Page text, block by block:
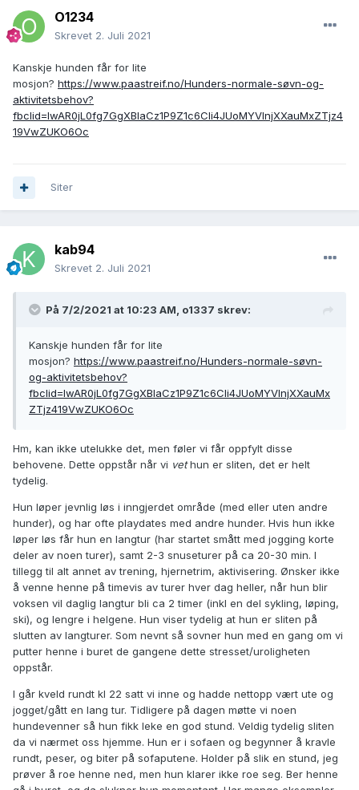
O1234
Skrevet 2. Juli 2021
Kanskje hunden får for lite
mosjon? https://www.paastreif.no/Hunders-normale-søvn-og-
aktivitetsbehov?
fbclid=IwAR0jL0fg7GgXBlaCz1P9Z1c6Cli4JUoMYVInjXXauMxZTjz4
19VwZUKO6Oc
Siter
kab94
Skrevet 2. Juli 2021
På 7/2/2021 at 10:23 AM, o1337 skrev:
Kanskje hunden får for lite
mosjon? https://www.paastreif.no/Hunders-normale-søvn-
og-aktivitetsbehov?
fbclid=IwAR0jL0fg7GgXBlaCz1P9Z1c6Cli4JUoMYVInjXXauMx
ZTjz419VwZUKO6Oc
Hm, kan ikke utelukke det, men føler vi får oppfylt disse
behovene. Dette oppstår når vi vethun er sliten, det er helt
tydelig.
Hun løper jevnlig løs i inngjerdet område (med eller uten andre
hunder), og har ofte playdates med andre hunder. Hvis hun ikke
løper løs får hun en langtur (har startet smått med jogging korte
deler av noen turer), samt 2-3 snuseturer på ca 20-30 min. I
tillegg til alt annet av trening, hjernetrim, aktivisering. Ønsker ikke
å venne henne på timevis av turer hver dag heller, når hun blir
voksen vil daglig langtur bli ca 2 timer (inkl en del sykling, løping,
ski), og lengre i helgene. Hun viser tydelig at hun er sliten på
slutten av langturer. Som nevnt så sovner hun med en gang om vi
putter henne i buret de gangene dette stresset/uroligheten
oppstår.
I går kveld rundt kl 22 satt vi inne og hadde nettopp vært ute og
jogget/gått en lang tur. Tidligere på dagen møtte vi noen
hundevenner så hun fikk leke en god stund. Veldig tydelig sliten
da vi nærmet oss hjemme. Hun er i sofaen og begynner å kravle
rundt, peser, og biter på sofaputene. Holder på slik en stund, jeg
prøver å roe henne ned, men hun klarer ikke roe seg. Ber henne